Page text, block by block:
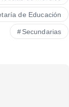
de Educación
Secundarias